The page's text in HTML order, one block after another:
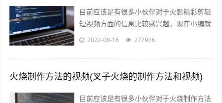
目前应该是有很多小伙伴对于火影精彩剪辑
短视频方面的信息比较感兴趣，现在小编就
收集了一些与火影剪辑短视频十几秒相关的
2022-08-16 277936
火烧制作方法的视频(叉子火烧的制作方法和视频)
目前应该是有很多小伙伴对于火烧制作方法